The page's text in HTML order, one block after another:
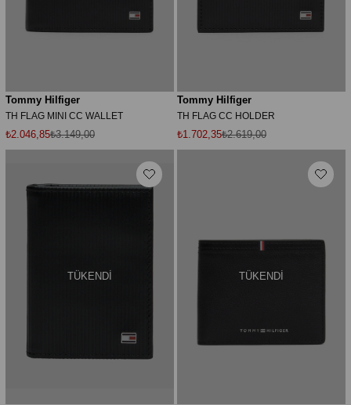
Tommy Hilfiger
TH FLAG MINI CC WALLET
₺2.046,85₺3.149,00
Tommy Hilfiger
TH FLAG CC HOLDER
₺1.702,35₺2.619,00
TÜKENDI TÜKENDI